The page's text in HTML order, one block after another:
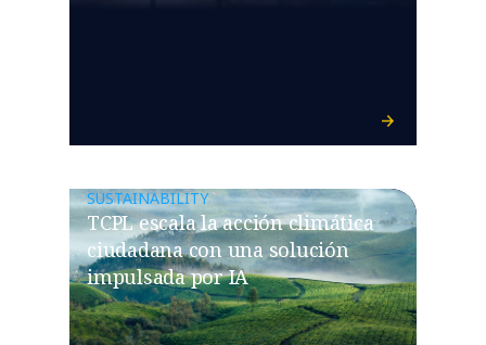
SUSTAINABILITY
TCPL escala la acción climática
ciudadana con una solución
impulsada por IA